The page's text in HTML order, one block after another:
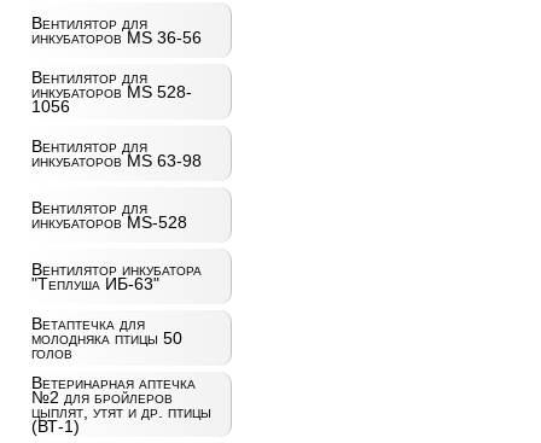
Вентилятор для
инкубаторов MS 36-56
Вентилятор для
инкубаторов MS 528-
1056
Вентилятор для
инкубаторов MS 63-98
Вентилятор для
инкубаторов MS-528
Вентилятор инкубатора
"Теплуша ИБ-63"
Ветаптечка для
молодняка птицы 50
голов
Ветеринарная аптечка
№2 для бройлеров
цыплят, утят и др. птицы
(ВТ-1)